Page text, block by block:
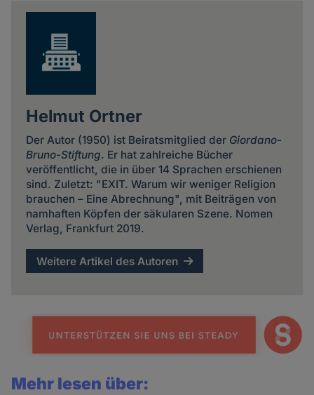
Helmut Ortner
Der Autor (1950) ist Beiratsmitglied der Giordano-
Bruno-Stiftung. Er hat zahlreiche Bücher
veröffentlicht, die in über 14 Sprachen erschienen
sind. Zuletzt: "EXIT. Warum wir weniger Religion
brauchen – Eine Abrechnung", mit Beiträgen von
namhaften Köpfen der säkularen Szene. Nomen
Verlag, Frankfurt 2019.
Weitere Artikel des Autoren
Mehr lesen über: